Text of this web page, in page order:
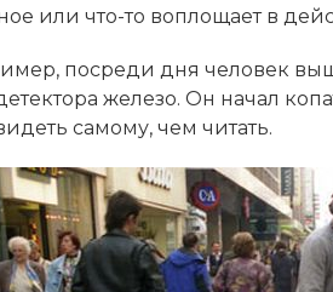
или что-то воплощает в
посреди дня человек
железо. Он начал
самому, чем читать.